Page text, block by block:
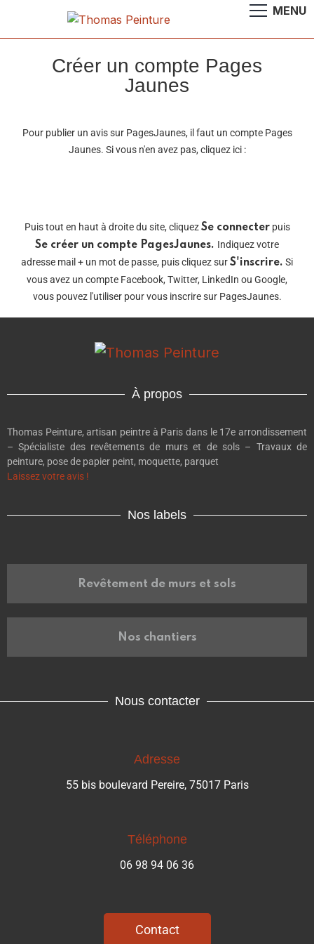
Créer un compte Pages
Jaunes
Pour publier un avis sur PagesJaunes, il faut un compte Pages
Jaunes. Si vous n'en avez pas, cliquez ici :
Puis tout en haut à droite du site, cliquezSe connecterpuis
Se créer un compte PagesJaunes. Indiquez votre
adresse mail + un mot de passe, puis cliquez surS'inscrire. Si
vous avez un compte Facebook, Twitter, LinkedIn ou Google,
vous pouvez l'utiliser pour vous inscrire sur PagesJaunes.
À propos
Thomas Peinture, artisan peintre à Paris dans le 17e arrondissement
– Spécialiste des revêtements de murs et de sols – Travaux de
peinture, pose de papier peint, moquette, parquet
Laissez votre avis !
Nos labels
Revêtement de murs et sols
Nos chantiers
Nous contacter
Adresse
55 bis boulevard Pereire, 75017 Paris
Téléphone
06 98 94 06 36
Contact